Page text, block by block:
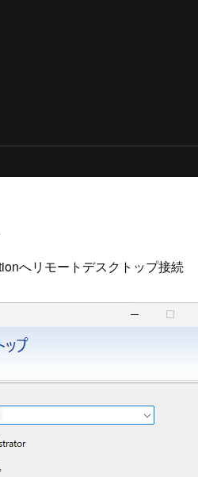
へリモートデスクトップ接続